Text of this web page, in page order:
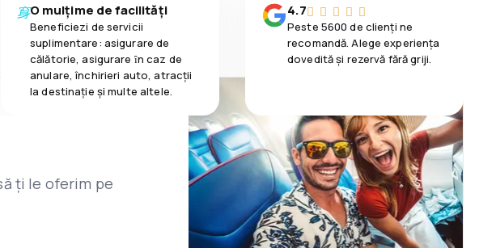
O mulțime de facilități
Beneficiezi de servicii
suplimentare: asigurare de
călătorie, asigurare ȋn caz de
anulare, închirieri auto, atracții
la destinaţie și multe altele.
4.7
Peste 5600 de clienți ne
recomandă. Alege experiența
dovedită și rezervă fără griji.
ți le oferim pe